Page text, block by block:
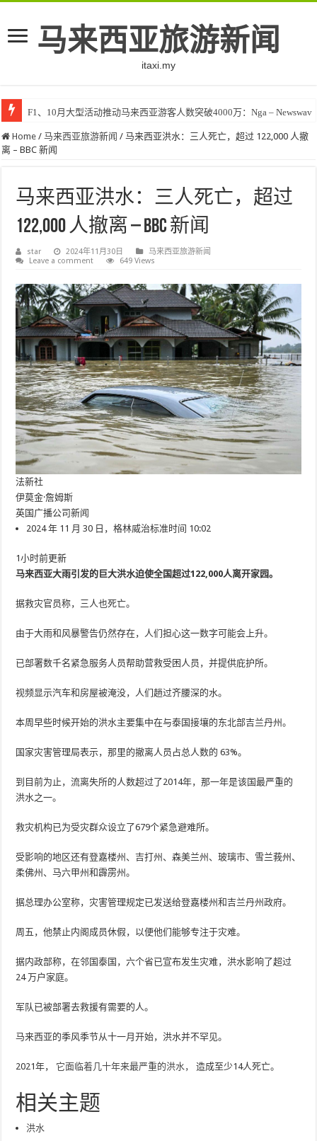
马来西亚旅游新闻
itaxi.my
F1、10月大型活动推动马来西亚游客人数突破4000万：Nga – Newswav
Home / 马来西亚旅游新闻 / 马来西亚洪水：三人死亡，超过 122,000 人撤
离 – BBC 新闻
马来西亚洪水：三人死亡，超过
122,000 人撤离 – BBC 新闻
star 2024年11月30日
马来西亚旅游新闻
Leave a comment
649 Views
法新社
伊莫金·詹姆斯
英国广播公司新闻
2024 年 11 月 30 日，格林威治标准时间 10:02
1小时前更新
马来西亚大雨引发的巨大洪水迫使全国超过122,000人离开家园。
据救灾官员称，三人也死亡。
由于大雨和风暴警告仍然存在，人们担心这一数字可能会上升。
已部署数千名紧急服务人员帮助营救受困人员，并提供庇护所。
视频显示汽车和房屋被淹没，人们趟过齐腰深的水。
本周早些时候开始的洪水主要集中在与泰国接壤的东北部吉兰丹州。
国家灾害管理局表示，那里的撤离人员占总人数的 63%。
到目前为止，流离失所的人数超过了2014年，那一年是该国最严重的
洪水之一。
救灾机构已为受灾群众设立了679个紧急避难所。
受影响的地区还有登嘉楼州、吉打州、森美兰州、玻璃市、雪兰莪州、
柔佛州、马六甲州和霹雳州。
据总理办公室称，灾害管理规定已发送给登嘉楼州和吉兰丹州政府。
周五，他禁止内阁成员休假，以便他们能够专注于灾难。
据内政部称，在邻国泰国，六个省已宣布发生灾难，洪水影响了超过
24 万户家庭。
军队已被部署去救援有需要的人。
马来西亚的季风季节从十一月开始，洪水并不罕见。
2021年， 它面临着几十年来最严重的洪水， 造成至少14人死亡。
相关主题
洪水